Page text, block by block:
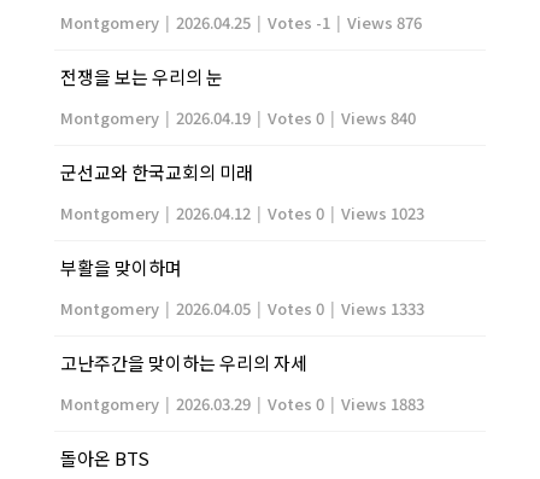
Montgomery | 2026.04.25 | Votes -1 | Views 876
전쟁을 보는 우리의 눈
Montgomery | 2026.04.19 | Votes 0 | Views 840
군선교와 한국교회의 미래
Montgomery | 2026.04.12 | Votes 0 | Views 1023
부활을 맞이하며
Montgomery | 2026.04.05 | Votes 0 | Views 1333
고난주간을 맞이하는 우리의 자세
Montgomery | 2026.03.29 | Votes 0 | Views 1883
돌아온 BTS